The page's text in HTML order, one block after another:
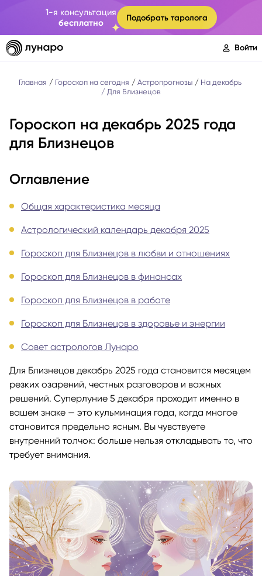
1-я консультация
бесплатно
Подобрать таролога
Войти
Главная Гороскоп на сегодня Астропрогнозы
На декабрь
Для Близнецов
Гороскоп на декабрь 2025 года
для Близнецов
Оглавление
Общая характеристика месяца
Астрологический календарь декабря 2025
Гороскоп для Близнецов в любви и отношениях
Гороскоп для Близнецов в финансах
Гороскоп для Близнецов в работе
Гороскоп для Близнецов в здоровье и энергии
Совет астрологов Лунаро
Для Близнецов декабрь 2025 года становится месяцем
резких озарений, честных разговоров и важных
решений. Суперлуние 5 декабря проходит именно в
вашем знаке — это кульминация года, когда многое
становится предельно ясным. Вы чувствуете
внутренний толчок: больше нельзя откладывать то, что
требует внимания.